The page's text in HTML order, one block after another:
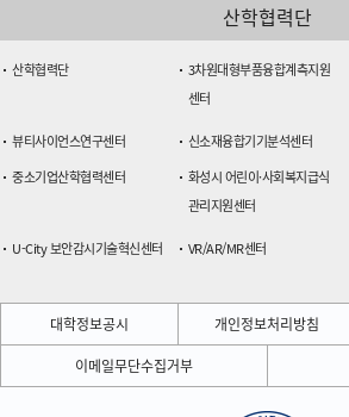
산학협력단
산학협력단
3차원대형부품융합계측지원
센터
뷰티사이언스연구센터
신소재융합기기분석센터
중소기업산학협력센터
화성시 어린이·사회복지급식
관리지원센터
U-City 보안감시기술혁신센터
VR/AR/MR센터
대학정보공시 개인정보처리방침
이메일무단수집거부